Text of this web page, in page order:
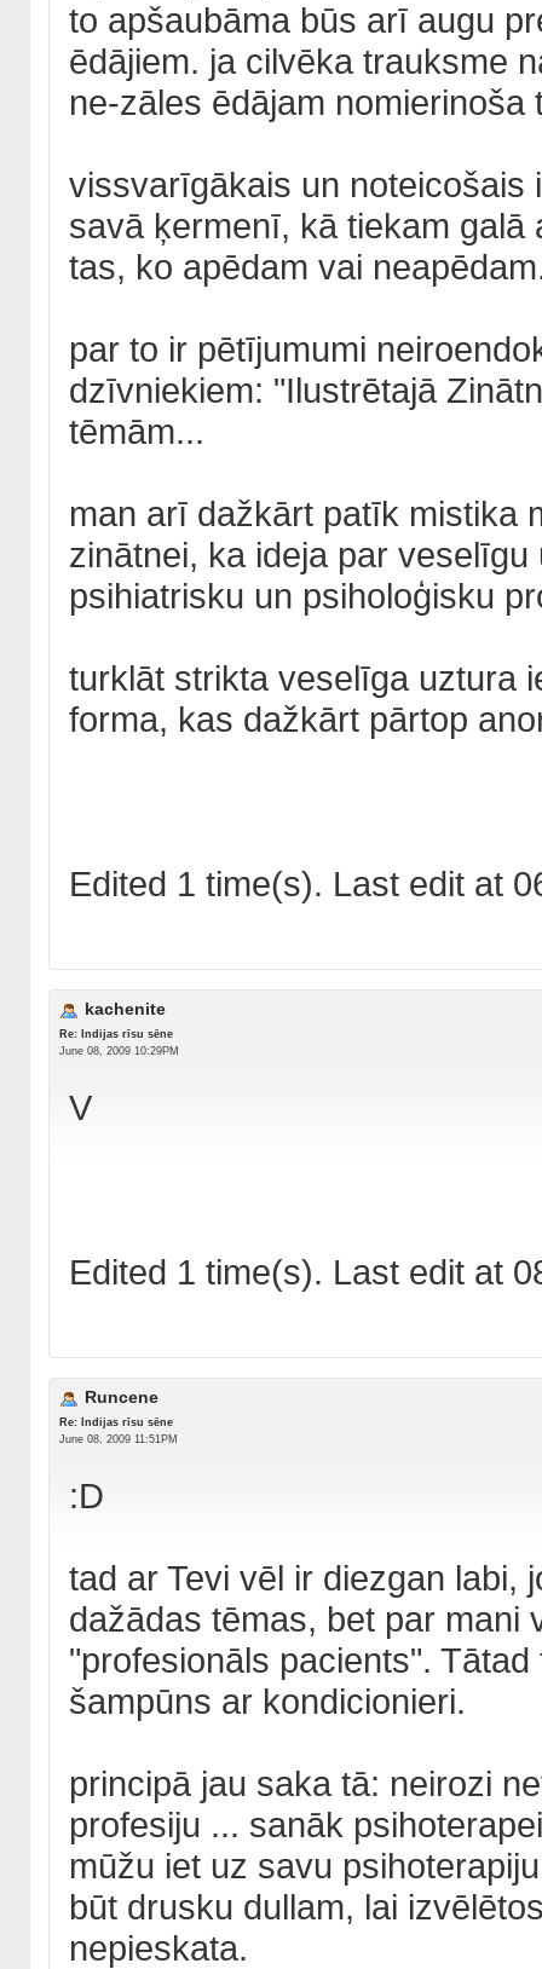
to apšaubāma būs arī augu
ēdājiem. ja cilvēka trauksme
ne-zāles ēdājam
vissvarīgākais un noteicošais
savā ķermenī, kā tiekam
tas, ko apēdam vai
par to ir pētījumumi
dzīvniekiem: "Ilustrētajā
tēmām...
man arī dažkārt patīk mistika
zinātnei, ka ideja par
psihiatrisku un psiholoģisku
turklāt strikta veselīga uztura
forma, kas dažkārt pārtop
Edited 1 time(s). Last edit at
kachenite
Re: Indijas rīsu sēne
June 08, 2009 10:29PM
V
Edited 1 time(s). Last edit at
Runcene
Re: Indijas rīsu sēne
June 08, 2009 11:51PM
:D
tad ar Tevi vēl ir diezgan labi,
dažādas tēmas, bet par mani
"profesionāls pacients".
šampūns ar kondicionieri.
principā jau saka tā: neirozi
profesiju ... sanāk
mūžu iet uz savu
būt drusku dullam, lai
nepieskata.